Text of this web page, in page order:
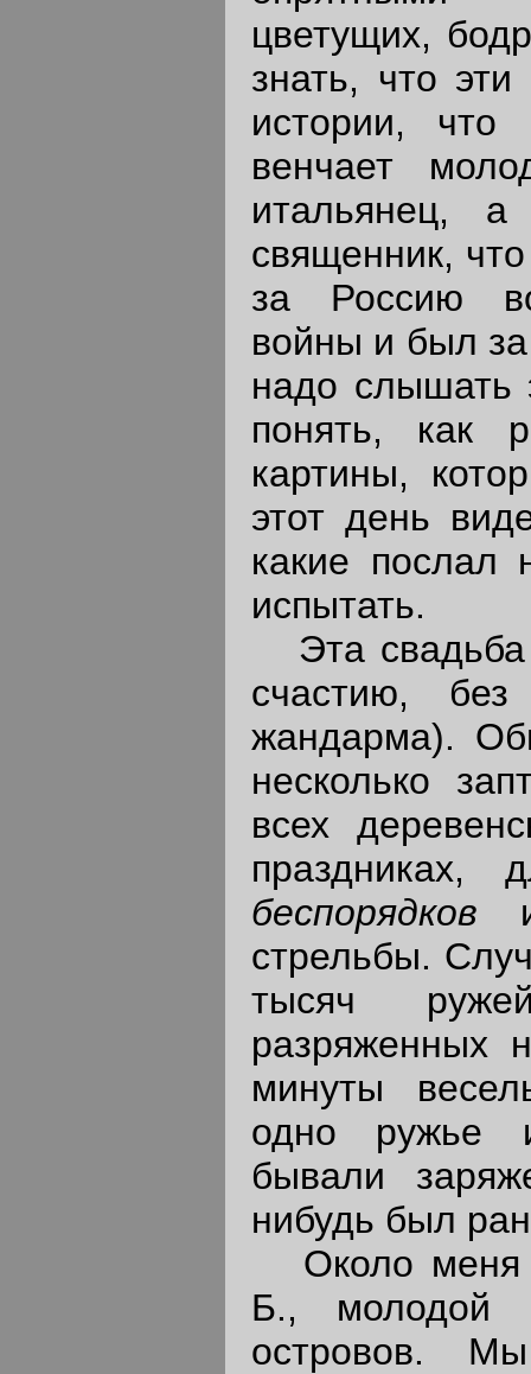
цветущих,
знать, что
истории, что
венчает
итальянец,
священник,
за Россию
войны и был
надо слышать
понять, как
картины,
этот день
какие послал
испытать.
Эта свадьба
счастию,
жандарма).
несколько
всех
праздниках,
беспорядков
стрельбы.
тысяч
разряженных
минуты
одно ружье
бывали
нибудь был
Около меня
Б., молодой
островов.